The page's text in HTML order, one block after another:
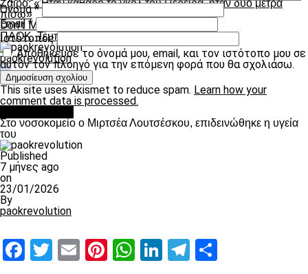
Ζάιρο: «Ήταν καθαρό το γκολ του Περέιρα, ήταν δύο μέτρα
πίσω»
Don't Miss
ΠΑΟΚ, Τέμπη, 17 χρόνια μετά (vid)
paokrevolution
Όνομα*
Email*
Ιστότοπος
Αποθήκευσε το όνομά μου, email, και τον ιστότοπο μου σε
αυτόν τον πλοηγό για την επόμενη φορά που θα σχολιάσω.
This site uses Akismet to reduce spam. Learn how your
comment data is processed.
Στο νοσοκομείο ο Μιρτσέα Λουτσέσκου, επιδεινώθηκε η υγεία
του
Published
7 μήνες ago
on
23/01/2026
By
paokrevolution
Facebook
Twitter
EmailPinterest
WhatsApp
LinkedIn
Telegram